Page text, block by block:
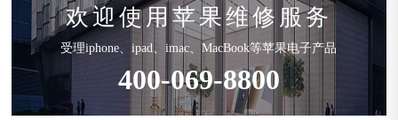
欢迎使用苹果维修服务
受理iphone、ipad、imac、MacBook等苹果电子产品
400-069-8800